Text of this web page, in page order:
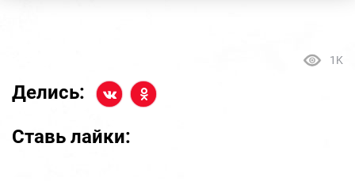
1K
Делись:
Ставь лайки: